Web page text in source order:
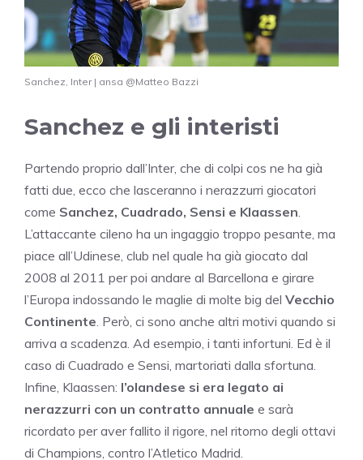
Sanchez, Inter | ansa @Matteo Bazzi
Sanchez e gli interisti
Partendo proprio dall’Inter, che di colpi cos ne ha già
fatti due, ecco che lasceranno i nerazzurri giocatori
come Sanchez, Cuadrado, Sensi e Klaassen.
L’attaccante cileno ha un ingaggio troppo pesante, ma
piace all’Udinese, club nel quale ha già giocato dal
2008 al 2011 per poi andare al Barcellona e girare
l’Europa indossando le maglie di molte big del Vecchio
Continente. Però, ci sono anche altri motivi quando si
arriva a scadenza. Ad esempio, i tanti infortuni. Ed è il
caso di Cuadrado e Sensi, martoriati dalla sfortuna.
Infine, Klaassen: l’olandese si era legato ai
nerazzurri con un contratto annuale e sarà
ricordato per aver fallito il rigore, nel ritorno degli ottavi
di Champions, contro l’Atletico Madrid.